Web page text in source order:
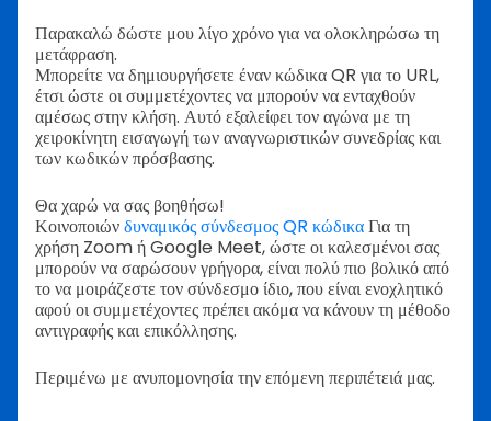
Παρακαλώ δώστε μου λίγο χρόνο για να ολοκληρώσω τη
μετάφραση.
Μπορείτε να δημιουργήσετε έναν κώδικα QR για το URL,
έτσι ώστε οι συμμετέχοντες να μπορούν να ενταχθούν
αμέσως στην κλήση. Αυτό εξαλείφει τον αγώνα με τη
χειροκίνητη εισαγωγή των αναγνωριστικών συνεδρίας και
των κωδικών πρόσβασης.
Θα χαρώ να σας βοηθήσω!
Κοινοποιώνδυναμικός σύνδεσμος QR κώδικαΓια τη
χρήση Zoom ή Google Meet, ώστε οι καλεσμένοι σας
μπορούν να σαρώσουν γρήγορα, είναι πολύ πιο βολικό από
το να μοιράζεστε τον σύνδεσμο ίδιο, που είναι ενοχλητικό
αφού οι συμμετέχοντες πρέπει ακόμα να κάνουν τη μέθοδο
αντιγραφής και επικόλλησης.
Περιμένω με ανυπομονησία την επόμενη περιπέτειά μας.